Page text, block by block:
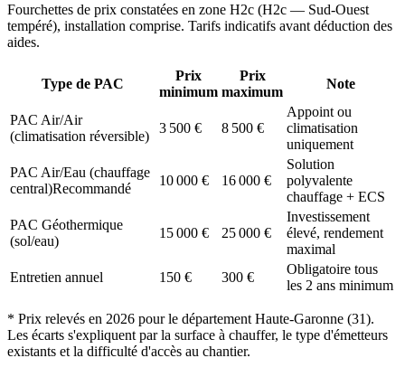
Fourchettes de prix constatées en zone H2c (H2c — Sud-Ouest
tempéré), installation comprise. Tarifs indicatifs avant déduction des
aides.
Type de PAC
Prix
minimum
Prix
maximum
Note
PAC Air/Air
(climatisation réversible)
3 500 € 8 500 €
Appoint ou
climatisation
uniquement
PAC Air/Eau (chauffage
central)Recommandé
10 000 € 16 000 €
Solution
polyvalente
chauffage + ECS
PAC Géothermique
(sol/eau)
15 000 € 25 000 €
Investissement
élevé, rendement
maximal
Entretien annuel
150 € 300 €
Obligatoire tous
les 2 ans minimum
* Prix relevés en 2026 pour le département Haute-Garonne (31).
Les écarts s'expliquent par la surface à chauffer, le type d'émetteurs
existants et la difficulté d'accès au chantier.